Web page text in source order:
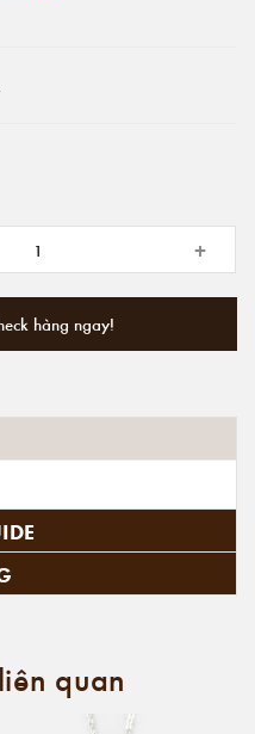
+
hàng ngay!
quan